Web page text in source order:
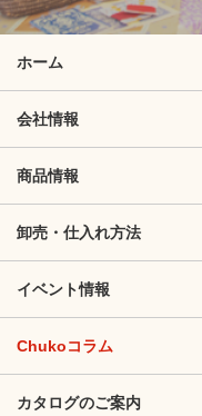
ホーム
会社情報
商品情報
卸売・仕入れ方法
イベント情報
Chukoコラム
カタログのご案内